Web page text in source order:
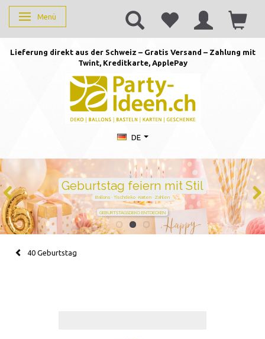
Anzeige ändern
Menü
Lieferung direkt aus der Schweiz – Gratis Versand – Zahlung mit
Twint, Kreditkarte, ApplePay
DE
Duftkerzen mit Zahlen –
persönlich schenken von 1 bis
105
Handgegossen · stilvoll · perfekt für jeden Geburtstag
JETZT ZAHL WÄHLEN
40 Geburtstag